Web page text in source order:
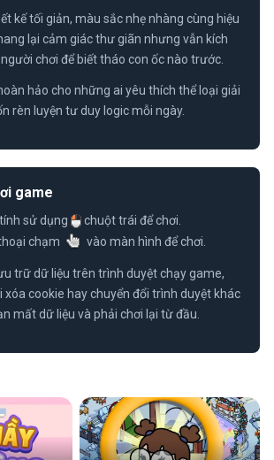
kế tối giản, màu sắc nhẹ nhàng cùng hiệu
lại cảm giác thư giãn nhưng vẫn kích
chơi để biết tháo con ốc nào trước.
hảo cho những ai yêu thích thể loại giải
rèn luyện tư duy logic mỗi ngày.
game
sử dụng
chuột trái để chơi.
chạm vào màn hình để chơi.
trữ dữ liệu trên trình duyệt chạy game,
xóa cookie hay chuyển đổi trình duyệt khác
mất dữ liệu và phải chơi lại từ đầu.